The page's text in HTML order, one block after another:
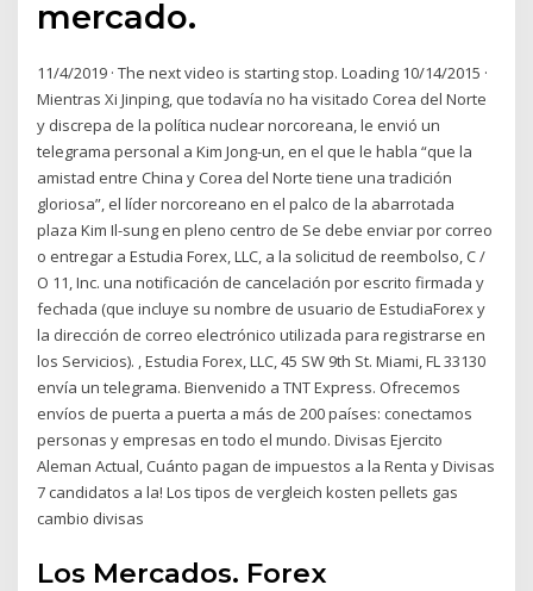
mercado.
11/4/2019 · The next video is starting stop. Loading 10/14/2015 ·
Mientras Xi Jinping, que todavía no ha visitado Corea del Norte
y discrepa de la política nuclear norcoreana, le envió un
telegrama personal a Kim Jong-un, en el que le habla “que la
amistad entre China y Corea del Norte tiene una tradición
gloriosa”, el líder norcoreano en el palco de la abarrotada
plaza Kim Il-sung en pleno centro de Se debe enviar por correo
o entregar a Estudia Forex, LLC, a la solicitud de reembolso, C /
O 11, Inc. una notificación de cancelación por escrito firmada y
fechada (que incluye su nombre de usuario de EstudiaForex y
la dirección de correo electrónico utilizada para registrarse en
los Servicios). , Estudia Forex, LLC, 45 SW 9th St. Miami, FL 33130
envía un telegrama. Bienvenido a TNT Express. Ofrecemos
envíos de puerta a puerta a más de 200 países: conectamos
personas y empresas en todo el mundo. Divisas Ejercito
Aleman Actual, Cuánto pagan de impuestos a la Renta y Divisas
7 candidatos a la! Los tipos de vergleich kosten pellets gas
cambio divisas
Los Mercados. Forex